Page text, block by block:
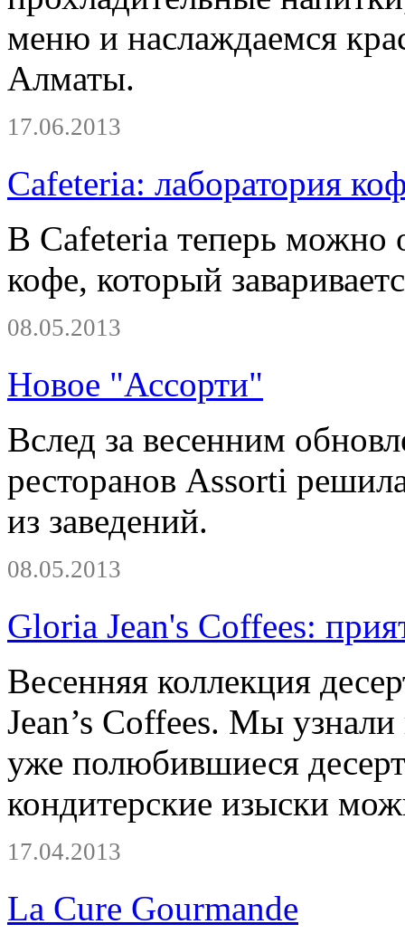
меню и наслаждаемся
Алматы.
17.06.2013
Сafeteria: лаборатория
В Cafeteria теперь можно
кофе, который
08.05.2013
Новое "Ассорти"
Вслед за весенним
ресторанов Assorti
из заведений.
08.05.2013
Gloria Jean's Сoffees:
Весенняя коллекция
Jean’s Coffees. Мы
уже полюбившиеся
кондитерские изыски
17.04.2013
La Cure Gourmande